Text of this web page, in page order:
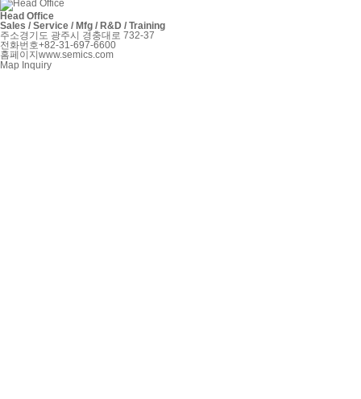
Head Office
Sales / Service / Mfg / R&D / Training
주소경기도 광주시 경충대로 732-37
전화번호+82-31-697-6600
홈페이지 www.semics.com
Map Inquiry